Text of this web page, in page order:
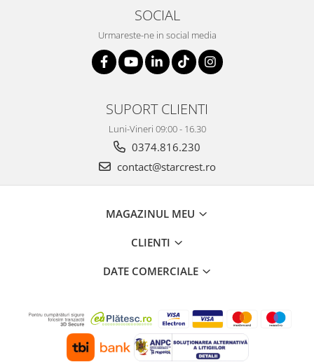
SOCIAL
Urmareste-ne in social media
SUPORT CLIENTI
Luni-Vineri 09:00 - 16.30
0374.816.230
contact@starcrest.ro
MAGAZINUL MEU
CLIENTI
DATE COMERCIALE